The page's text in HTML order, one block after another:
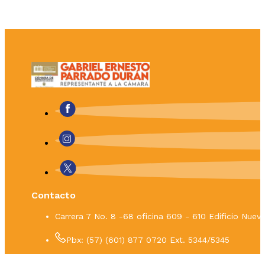
Contacto
Carrera 7 No. 8 -68 oficina 609 - 610 Edificio
Pbx: (57) (601) 877 0720 Ext. 5344/5345